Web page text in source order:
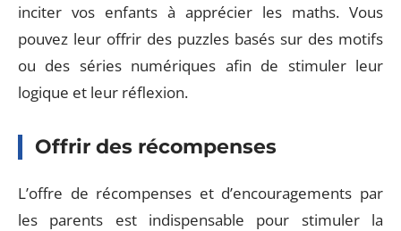
inciter vos enfants à apprécier les maths. Vous
pouvez leur offrir des puzzles basés sur des motifs
ou des séries numériques afin de stimuler leur
logique et leur réflexion.
Offrir des récompenses
L’offre de récompenses et d’encouragements par
les parents est indispensable pour stimuler la